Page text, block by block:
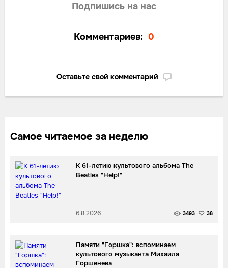
Подпишись на нас
Комментариев: 0
Оставьте свой комментарий
Самое читаемое за неделю
К 61-летию культового альбома The
Beatles "Help!"
6.8.2026 3493 38
Памяти "Горшка": вспоминаем
культового музыканта Михаила
Горшенева